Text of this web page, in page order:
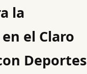
la
el Claro
Deportes